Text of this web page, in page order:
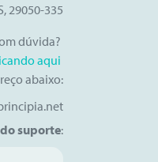
29050-335
dúvida?
aqui
abaixo:
suporte: